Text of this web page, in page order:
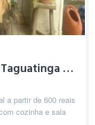
Vaga em lar compartilhado - Taguatinga n...
a partir de 600 reais
cozinha e sala